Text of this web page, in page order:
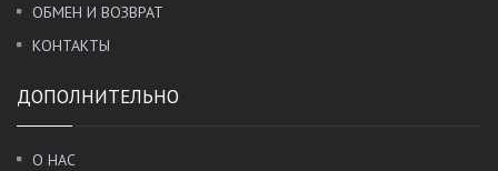
ОБМЕН И ВОЗВРАТ
КОНТАКТЫ
ДОПОЛНИТЕЛЬНО
О НАС